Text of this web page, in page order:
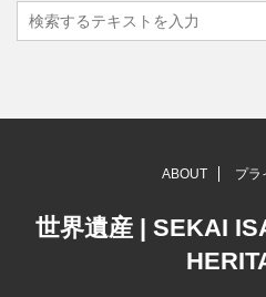
ABOUT プラ
世界遺産 | SEKAI